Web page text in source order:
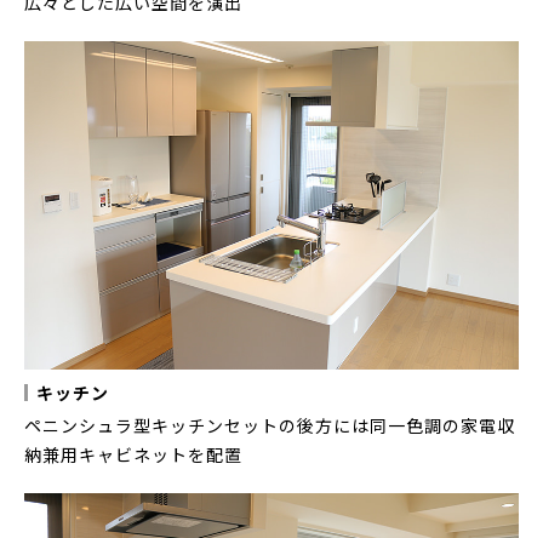
キッチン
ペニンシュラ型キッチンセットの後方には同一色調の家電収
納兼用キャビネットを配置